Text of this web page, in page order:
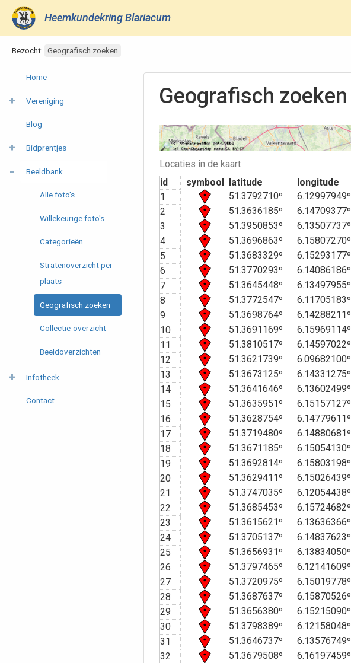
Heemkundekring Blariacum
Bezocht: Geografisch zoeken
Home
Vereniging
Blog
Bidprentjes
Beeldbank
Alle foto's
Willekeurige foto's
Categorieën
Stratenoverzicht per
plaats
Geografisch zoeken
Collectie-overzicht
Beeldoverzichten
Infotheek
Contact
Geografisch zoeken
Locaties in de kaart
id
symbool latitude longitude
1
51.3792710º 6.12997949º
2
51.3636185º 6.14709377º
3
51.3950853º 6.13507737º
4
51.3696863º 6.15807270º
5
51.3683329º 6.15293177º
6
51.3770293º 6.14086186º
7
51.3645448º 6.13497955º
8
51.3772547º 6.11705183º
9
51.3698764º 6.14288211º
10
51.3691169º 6.15969114º
11
51.3810517º 6.14597022º
12
51.3621739º 6.09682100º
13
51.3673125º 6.14331275º
14
51.3641646º 6.13602499º
15
51.3635951º 6.15157127º
16
51.3628754º 6.14779611º
17
51.3719480º 6.14880681º
18
51.3671185º 6.15054130º
19
51.3692814º 6.15803198º
20
51.3629411º 6.15026439º
21
51.3747035º 6.12054438º
22
51.3685453º 6.15724682º
23
51.3615621º 6.13636366º
24
51.3705137º 6.14837623º
25
51.3656931º 6.13834050º
26
51.3797465º 6.12141609º
27
51.3720975º 6.15019778º
28
51.3687637º 6.15870526º
29
51.3656380º 6.15215090º
30
51.3798389º 6.12158048º
31
51.3646737º 6.13576749º
32
51.3679508º 6.16197459º